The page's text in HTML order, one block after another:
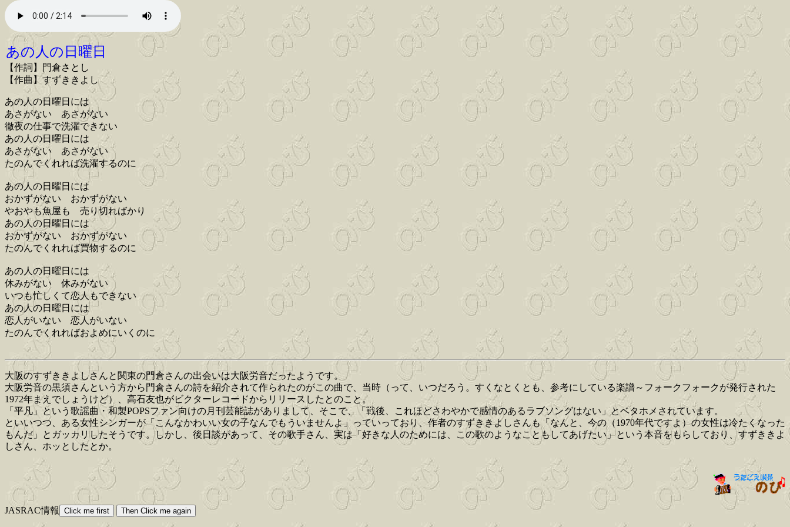
あの人の日曜日
【作詞】門倉さとし
【作曲】すずききよし
あの人の日曜日には
あさがない あさがない
徹夜の仕事で洗濯できない
あの人の日曜日には
あさがない あさがない
たのんでくれれば洗濯するのに
あの人の日曜日には
おかずがない おかずがない
やおやも魚屋も 売り切ればかり
あの人の日曜日には
おかずがない おかずがない
たのんでくれれば買物するのに
あの人の日曜日には
休みがない 休みがない
いつも忙しくて恋人もできない
あの人の日曜日には
恋人がいない 恋人がいない
たのんでくれればおよめにいくのに
大阪のすずききよしさんと関東の門倉さんの出会いは大阪労音だったようです。
大阪労音の黒須さんという方から門倉さんの詩を紹介されて作られたのがこの曲で、当時（って、いつだろう。すくなとくとも、参考にしている楽譜～フォークフォークが発行された
1972年まえでしょうけど）、高石友也がビクターレコードからリリースしたとのこと。
「平凡」という歌謡曲・和製POPSファン向けの月刊芸能誌がありまして、そこで、「戦後、これほどさわやかで感情のあるラブソングはない」とベタホメされています。
といいつつ、ある女性シンガーが「こんなかわいい女の子なんでもういませんよ」っていっており、作者のすずききよしさんも「なんと、今の（1970年代ですよ）の女性は冷たくなった
もんだ」とガッカリしたそうです。しかし、後日談があって、その歌手さん、実は「好きな人のためには、この歌のようなこともしてあげたい」という本音をもらしており、すずききよ
しさん、ホッとしたとか。
JASRAC情報